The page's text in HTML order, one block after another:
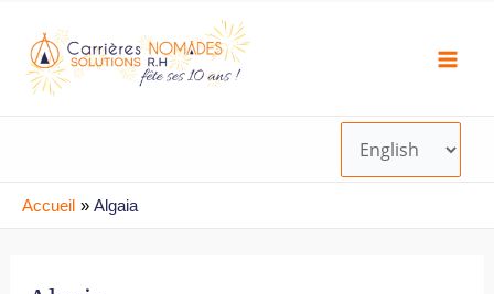
contenu
Accueil Algaia
des
articles